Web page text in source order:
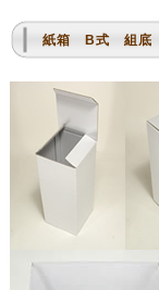
紙箱 B式 組底